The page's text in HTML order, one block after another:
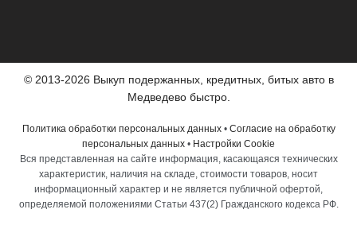
© 2013-2026 Выкуп подержанных, кредитных, битых авто в
Медведево быстро.
Политика обработки персональных данных• Согласие на обработку
персональных данных • Настройки Cookie
Вся представленная на сайте информация, касающаяся технических
характеристик, наличия на складе, стоимости товаров, носит
информационный характер и не является публичной офертой,
определяемой положениями Статьи 437(2) Гражданского кодекса РФ.